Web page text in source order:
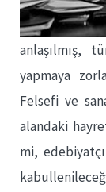
anlaşılmış,
yapmaya
Felsefi ve
alandaki
mi,